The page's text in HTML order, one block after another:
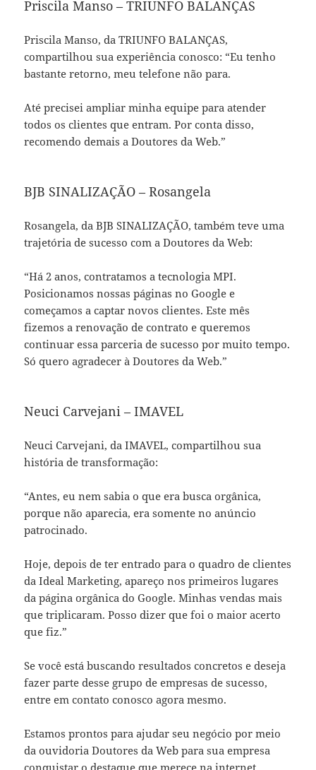
Priscila Manso – TRIUNFO BALANÇAS
Priscila Manso, da TRIUNFO BALANÇAS,
compartilhou sua experiência conosco: “Eu tenho
bastante retorno, meu telefone não para.
Até precisei ampliar minha equipe para atender
todos os clientes que entram. Por conta disso,
recomendo demais a Doutores da Web.”
BJB SINALIZAÇÃO – Rosangela
Rosangela, da BJB SINALIZAÇÃO, também teve uma
trajetória de sucesso com a Doutores da Web:
“Há 2 anos, contratamos a tecnologia MPI.
Posicionamos nossas páginas no Google e
começamos a captar novos clientes. Este mês
fizemos a renovação de contrato e queremos
continuar essa parceria de sucesso por muito tempo.
Só quero agradecer à Doutores da Web.”
Neuci Carvejani – IMAVEL
Neuci Carvejani, da IMAVEL, compartilhou sua
história de transformação:
“Antes, eu nem sabia o que era busca orgânica,
porque não aparecia, era somente no anúncio
patrocinado.
Hoje, depois de ter entrado para o quadro de clientes
da Ideal Marketing, apareço nos primeiros lugares
da página orgânica do Google. Minhas vendas mais
que triplicaram. Posso dizer que foi o maior acerto
que fiz.”
Se você está buscando resultados concretos e deseja
fazer parte desse grupo de empresas de sucesso,
entre em contato conosco agora mesmo.
Estamos prontos para ajudar seu negócio por meio
da ouvidoria Doutores da Web para sua empresa
conquistar o destaque que merece na internet.